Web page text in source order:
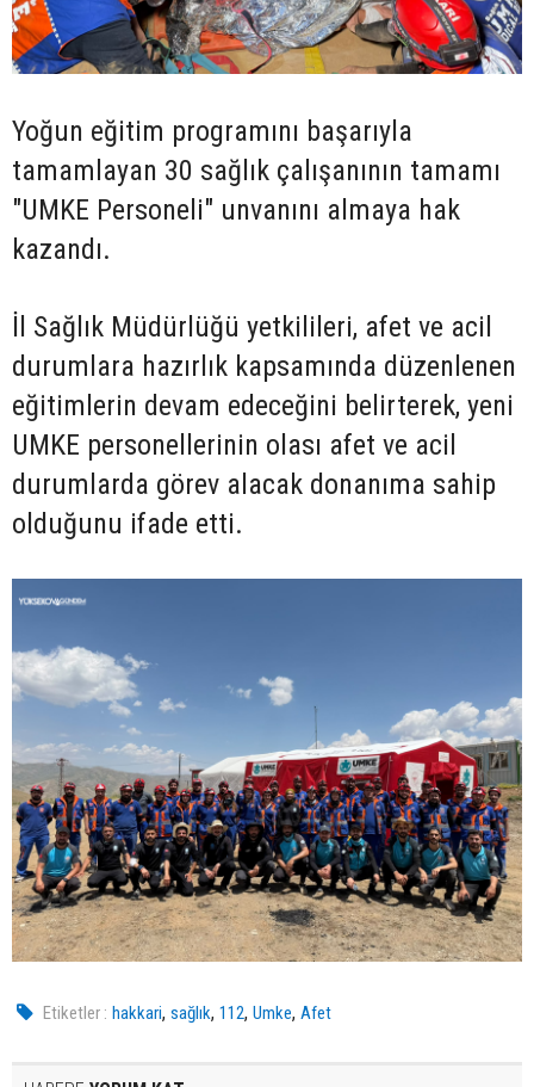
Yoğun eğitim programını başarıyla
tamamlayan 30 sağlık çalışanının tamamı
"UMKE Personeli" unvanını almaya hak
kazandı.
İl Sağlık Müdürlüğü yetkilileri, afet ve acil
durumlara hazırlık kapsamında düzenlenen
eğitimlerin devam edeceğini belirterek, yeni
UMKE personellerinin olası afet ve acil
durumlarda görev alacak donanıma sahip
olduğunu ifade etti.
Etiketler : hakkari,sağlık,112,Umke,Afet